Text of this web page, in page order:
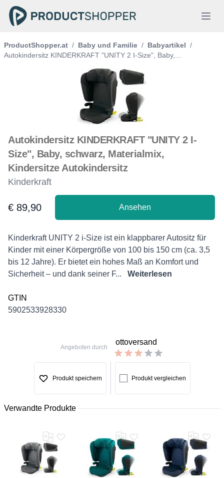
ProductShopper.at / Baby und Familie / Babyartikel /
Autokindersitz KINDERKRAFT "UNITY 2 I-Size", Baby,...
Autokindersitz KINDERKRAFT "UNITY 2 I-
Size", Baby, schwarz, Materialmix,
Kindersitze Autokindersitz
Kinderkraft
Product information
€ 89,90 Ansehen
Description
Kinderkraft UNITY 2 i-Size ist ein klappbarer Autositz für
Kinder mit einer Körpergröße von 100 bis 150 cm (ca. 3,5
bis 12 Jahre). Er bietet ein hohes Maß an Komfort und
Sicherheit – und dank seiner F...
Weiterlesen
GTIN
5902533928330
Angeboten durch
ottoversand
Produkt speichern Produkt vergleichen
Verwandte Produkte